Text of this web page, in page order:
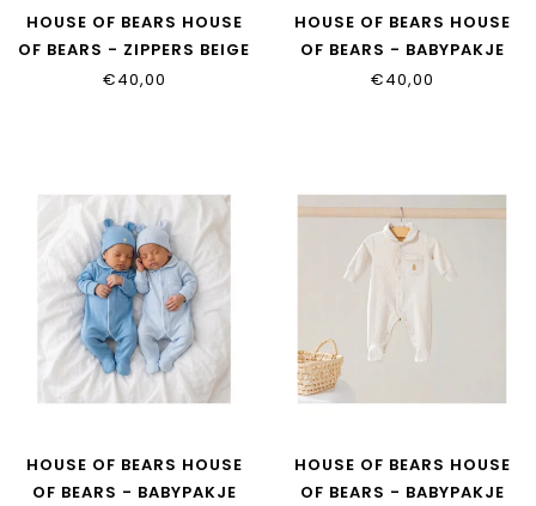
HOUSE OF BEARS HOUSE
OF BEARS - ZIPPERS BEIGE
€40,00
HOUSE OF BEARS HOUSE
OF BEARS - BABYPAKJE
TAUPE
€40,00
HOUSE OF BEARS HOUSE
OF BEARS - BABYPAKJE
HOUSE OF BEARS HOUSE
OF BEARS - BABYPAKJE